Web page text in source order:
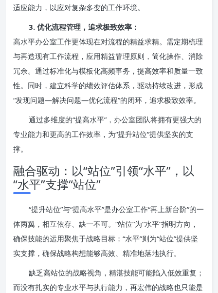
适应能力，以应对复杂多变的工作环境。
3. 优化流程管理，追求极致效率：
高水平办公室工作更体现在对流程的精益求精。需定期梳理
与再造现有工作流程，应用精益管理原则，简化操作、消除
冗余。通过标准化与模板化高频事务，提高效率和质量一致
性。同时，建立科学的绩效评估体系，驱动持续改进，形成
“发现问题—解决问题—优化流程”的闭环，追求极致效率。
通过多维度的“提高水平”，办公室团队将拥有更强大的
专业能力和更高的工作效率，为“提升站位”提供坚实的支
撑。
融合驱动：以“站位”引领“水平”，以
“水平”支撑“站位”
“提升站位”与“提高水平”是办公室工作“再上新台阶”的一
体两翼，相互依存、缺一不可。“站位”为“水平”指明方向，
确保技能的运用聚焦于战略目标；“水平”则为“站位”提供坚
实支撑，确保战略构想能够高效、精准地落地执行。
缺乏高站位的战略视角，精湛技能可能陷入低效重复；
而没有扎实的专业水平与执行能力，再宏伟的战略也只能是